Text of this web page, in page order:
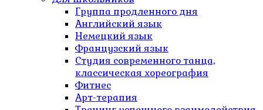
Группа продленного дня
Английский язык
Немецкий язык
Французский язык
Студия современного танца,
классическая хореография
Фитнес
Арт-терапия